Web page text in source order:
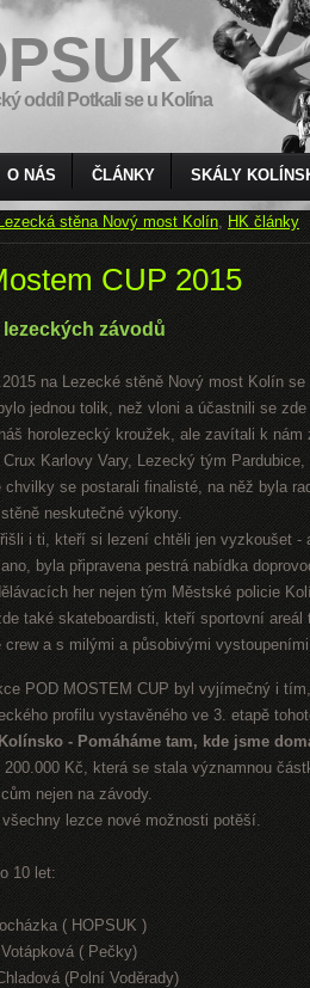
oddíl Potkali se u Kolína
O NÁS ČLÁNKY SKÁLY
Lezecká stěna Nový most Kolín, HK články
CUP 2015
závodů
na Lezecké stěně Nový most Kolín se
jednou tolik, než vloni a účastnili se
horolezecký kroužek, ale zavítali k
Karlovy Vary, Lezecký tým
chvilky se postarali finalisté, na něž byla
neskutečné výkony.
i ti, kteří si lezení chtěli jen vyzkoušet
byla připravena pestrá nabídka
her nejen tým Městské policie
také skateboardisti, kteří sportovní
crew a s milými a působivými
POD MOSTEM CUP byl vyjímečný i
profilu vystavěného ve 3. etapě
- Pomáháme tam, kde jsme
200.000 Kč, která se stala významnou
nejen na závody.
lezce nové možnosti potěší.
10 let:
( HOPSUK )
( Pečky)
(Polní Voděrady)